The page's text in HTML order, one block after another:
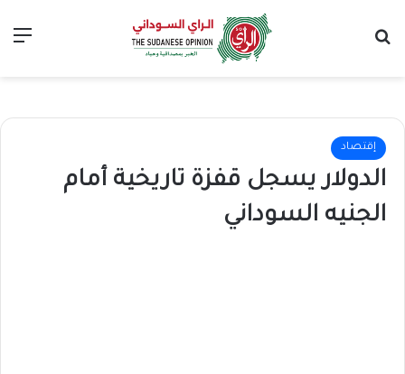
إقتصاد
الدولار يسجل قفزة تاريخية أمام
الجنيه السوداني